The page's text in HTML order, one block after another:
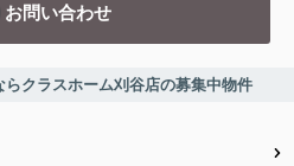
お問い合わせ
クラスホーム刈谷店の募集中物件